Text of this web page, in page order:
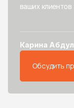
ваших
Карина
Обсудить